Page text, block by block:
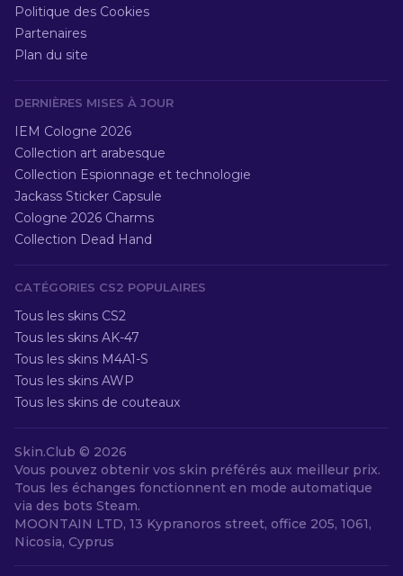
Politique des Cookies
Partenaires
Plan du site
DERNIÈRES MISES À JOUR
IEM Cologne 2026
Collection art arabesque
Collection Espionnage et technologie
Jackass Sticker Capsule
Cologne 2026 Charms
Collection Dead Hand
CATÉGORIES CS2 POPULAIRES
Tous les skins CS2
Tous les skins AK-47
Tous les skins M4A1-S
Tous les skins AWP
Tous les skins de couteaux
Skin.Club © 2026
Vous pouvez obtenir vos skin préférés aux meilleur prix.
Tous les échanges fonctionnent en mode automatique
via des bots Steam.
MOONTAIN LTD, 13 Kypranoros street, office 205, 1061,
Nicosia, Cyprus